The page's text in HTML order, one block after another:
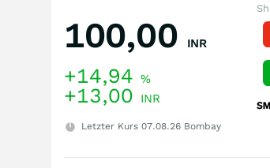
100,00 INR
+14,94 %
+13,00 INR
Letzter Kurs 07.08.26 Bombay